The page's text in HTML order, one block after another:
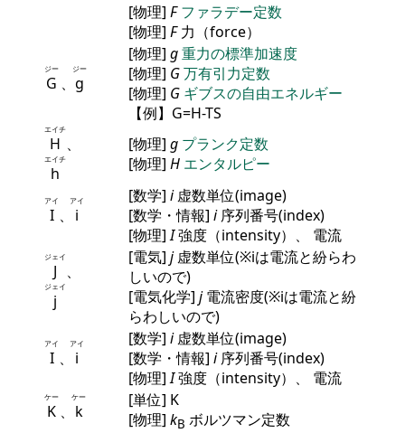
[物理] F ファラデー定数
[物理] F力（force）
G
ジー
、 g
ジー
[物理] g重力の標準加速度
[物理] G万有引力定数
[物理] G ギブスの自由エネルギー
【例】G=H-TS
H
エイチ
、
h
エイチ
[物理] g プランク定数
[物理] H エンタルピー
I
アイ
、 i
アイ [数学] i虚数単位(image)
[数学・情報] i序列番号(index)
[物理]I強度（intensity）、 電流
J
ジェイ
、
j
ジェイ
[電気] j虚数単位(※iは電流と紛らわ
しいので)
[電気化学] j電流密度(※iは電流と紛
らわしいので)
I
アイ
、 i
アイ [数学] i虚数単位(image)
[数学・情報] i序列番号(index)
[物理]I強度（intensity）、 電流
K
ケー
、 k
ケー
[単位] K
[物理] kB ボルツマン定数